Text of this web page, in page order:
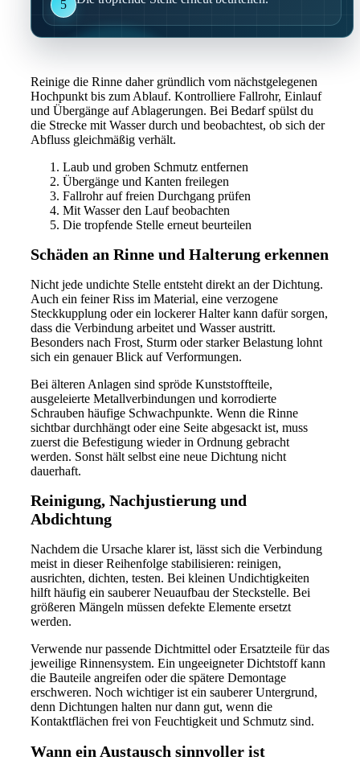
5
Reinige die Rinne daher gründlich vom nächstgelegenen
Hochpunkt bis zum Ablauf. Kontrolliere Fallrohr, Einlauf
und Übergänge auf Ablagerungen. Bei Bedarf spülst du
die Strecke mit Wasser durch und beobachtest, ob sich der
Abfluss gleichmäßig verhält.
Laub und groben Schmutz entfernen
Übergänge und Kanten freilegen
Fallrohr auf freien Durchgang prüfen
Mit Wasser den Lauf beobachten
Die tropfende Stelle erneut beurteilen
Schäden an Rinne und Halterung erkennen
Nicht jede undichte Stelle entsteht direkt an der Dichtung.
Auch ein feiner Riss im Material, eine verzogene
Steckkupplung oder ein lockerer Halter kann dafür sorgen,
dass die Verbindung arbeitet und Wasser austritt.
Besonders nach Frost, Sturm oder starker Belastung lohnt
sich ein genauer Blick auf Verformungen.
Bei älteren Anlagen sind spröde Kunststoffteile,
ausgeleierte Metallverbindungen und korrodierte
Schrauben häufige Schwachpunkte. Wenn die Rinne
sichtbar durchhängt oder eine Seite abgesackt ist, muss
zuerst die Befestigung wieder in Ordnung gebracht
werden. Sonst hält selbst eine neue Dichtung nicht
dauerhaft.
Reinigung, Nachjustierung und
Abdichtung
Nachdem die Ursache klarer ist, lässt sich die Verbindung
meist in dieser Reihenfolge stabilisieren: reinigen,
ausrichten, dichten, testen. Bei kleinen Undichtigkeiten
hilft häufig ein sauberer Neuaufbau der Steckstelle. Bei
größeren Mängeln müssen defekte Elemente ersetzt
werden.
Verwende nur passende Dichtmittel oder Ersatzteile für das
jeweilige Rinnensystem. Ein ungeeigneter Dichtstoff kann
die Bauteile angreifen oder die spätere Demontage
erschweren. Noch wichtiger ist ein sauberer Untergrund,
denn Dichtungen halten nur dann gut, wenn die
Kontaktflächen frei von Feuchtigkeit und Schmutz sind.
Wann ein Austausch sinnvoller ist